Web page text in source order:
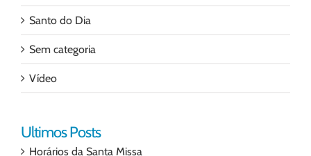
Santo do Dia
Sem categoria
Vídeo
Ultimos Posts
Horários da Santa Missa